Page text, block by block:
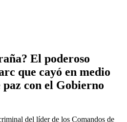
El poderoso
que cayó en medio
paz con el Gobierno
del líder de los Comandos de